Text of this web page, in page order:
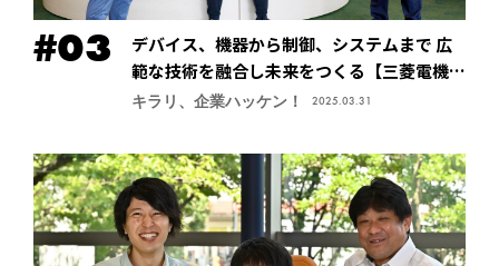
デバイス、機器から制御、システムまで 広
範な技術を融合し未来をつくる【三菱電機株
式会社・先端技術総合研究所】
キラリ、企業ハッケン！ 2025.03.31